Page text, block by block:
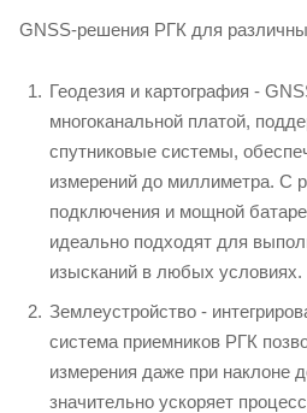
GNSS-решения РГК для
Геодезия и картография -
многоканальной платой,
спутниковые системы,
измерений до миллиметра. С
подключения и мощной
идеально подходят для
изысканий в любых условиях.
Землеустройство -
система приемников РГК
измерения даже при наклоне
значительно ускоряет